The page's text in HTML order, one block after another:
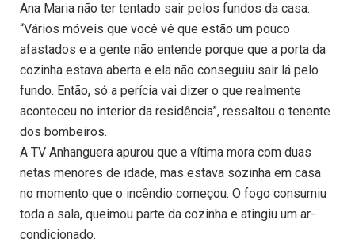
Ana Maria não ter tentado sair pelos fundos da casa.
“Vários móveis que você vê que estão um pouco
afastados e a gente não entende porque que a porta da
cozinha estava aberta e ela não conseguiu sair lá pelo
fundo. Então, só a perícia vai dizer o que realmente
aconteceu no interior da residência”, ressaltou o tenente
dos bombeiros.
A TV Anhanguera apurou que a vítima mora com duas
netas menores de idade, mas estava sozinha em casa
no momento que o incêndio começou. O fogo consumiu
toda a sala, queimou parte da cozinha e atingiu um ar-
condicionado.